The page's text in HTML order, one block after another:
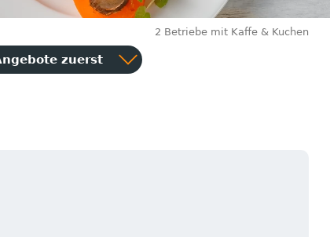
2 Betriebe mit Kaffe & Kuchen
zuerst